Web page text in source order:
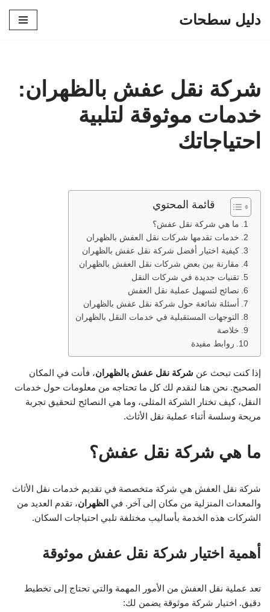
دليل سطحات
شركة نقل عفش بالظهران:
خدمات موثوقة لتلبية
احتياجاتك
قائمة المحتوي
ما هي شركة نقل عفش؟
خدمات تقدمها شركات نقل العفش بالظهران
كيفية اختيار أفضل شركة نقل عفش بالظهران
مقارنة بين بعض شركات نقل العفش بالظهران
تقنيات جديدة في شركات النقل
نصائح لتسهيل عملية نقل العفش
أسئلة شائعة حول شركة نقل عفش بالظهران
التوجهات المستقبلية في خدمات النقل بالظهران
خلاصة
روابط مفيدة
إذا كنت تبحث عن شركة نقل عفش بالظهران، فأنت في المكان
الصحيح. نحن هنا لنقدم لك كل ما تحتاجه من معلومات حول خدمات
النقل، كيف تختار الشركة المثلى، وما هي النصائح لتحقيق تجربة
مريحة وسلسة أثناء عملية نقل الأثاث.
ما هي شركة نقل عفش؟
شركة نقل العفش هي شركة متخصصة في تقديم خدمات نقل الأثاث
والمعدات المنزلية من مكان إلى آخر. في الظهران، تقدم العديد من
الشركات هذه الخدمة بأساليب مختلفة تلبي احتياجات السكان.
أهمية اختيار شركة نقل عفش موثوقة
تعد عملية نقل العفش من الأمور المهمة والتي تحتاج إلى تخطيط
دقيق. اختيار شركة موثوقة يضمن لك: